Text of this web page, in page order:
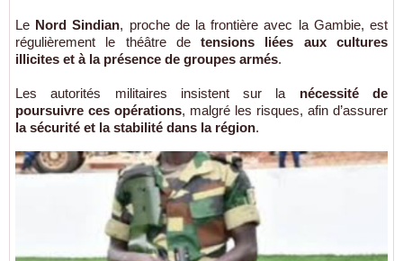
Le Nord Sindian, proche de la frontière avec la Gambie, est
régulièrement le théâtre detensions liées aux cultures
illicites et à la présence de groupes armés.
Les autorités militaires insistent sur la nécessité de
poursuivre ces opérations, malgré les risques, afin d’assurer
la sécurité et la stabilité dans la région.